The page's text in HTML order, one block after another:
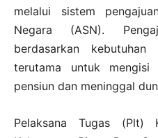
melalui sistem
Negara (ASN).
berdasarkan
terutama untuk mengisi
pensiun dan meninggal
Pelaksana Tugas (Plt)